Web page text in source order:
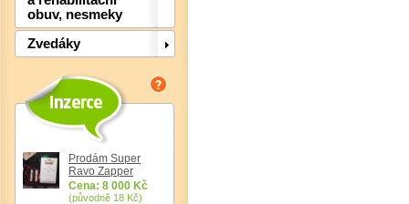
obuv, nesmeky
Zvedáky
Prodám Super
Ravo Zapper
Cena: 8 000 Kč
(původně 18 Kč)